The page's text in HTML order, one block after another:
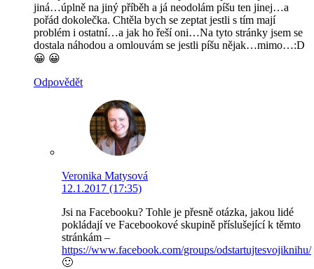
jiná…úplně na jiný příběh a já neodolám píšu ten jinej…a
pořád dokolečka. Chtěla bych se zeptat jestli s tím mají
problém i ostatní…a jak ho řeší oni…Na tyto stránky jsem se
dostala náhodou a omlouvám se jestli píšu nějak…mimo…:D
😀 😀
Odpovědět
Veronika Matysová
12.1.2017 (17:35)
Jsi na Facebooku? Tohle je přesně otázka, jakou lidé
pokládají ve Facebookové skupině příslušející k těmto
stránkám –
https://www.facebook.com/groups/odstartujtesvojiknihu/
🙂